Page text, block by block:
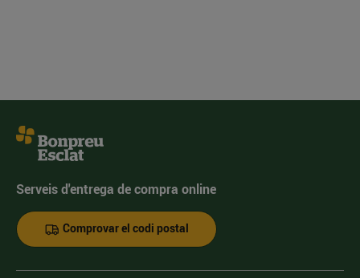
Serveis d'entrega de compra online
Comprovar el codi postal